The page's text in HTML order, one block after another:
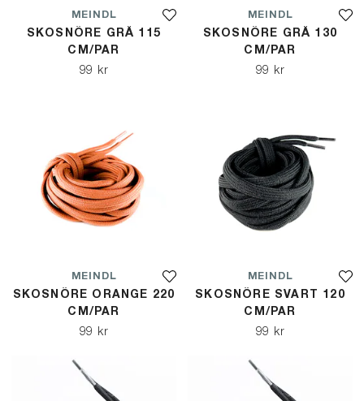
MEINDL
SKOSNÖRE GRÅ 115
CM/PAR
99 kr
MEINDL
SKOSNÖRE GRÅ 130
CM/PAR
99 kr
MEINDL
SKOSNÖRE ORANGE 220
CM/PAR
99 kr
MEINDL
SKOSNÖRE SVART 120
CM/PAR
99 kr